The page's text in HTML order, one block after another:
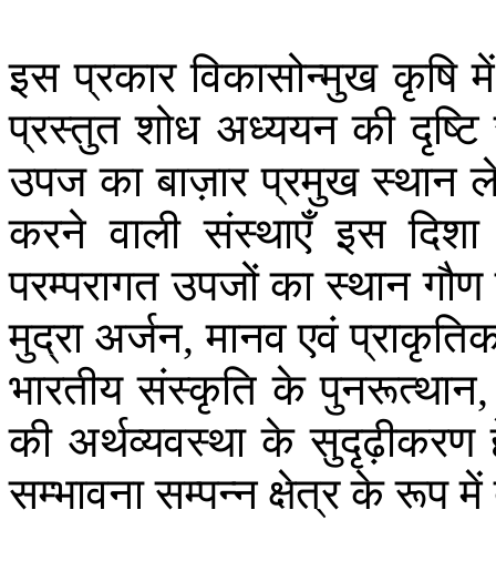
इस प्रकार विकासोन्मुख कृषि में
प्रस्तुत शोध अध्ययन की दृष्टि
उपज का बाज़ार प्रमुख स्थान
करने वाली संस्थाएँ इस दिशा
परम्परागत उपजों का स्थान गौण
मुद्रा अर्जन,मानव एवं
भारतीय संस्कृति के पुनरूत्थान
की अर्थव्यवस्था के सुदृढ़ीकरण
सम्भावना सम्पन्न क्षेत्र के रूप में